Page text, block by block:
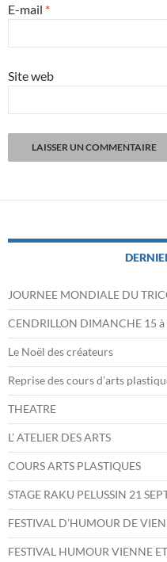
E-mail *
Site web
JOURNEE MONDIALE DU
CENDRILLON DIMANCHE 15 à
Le Noël des créateurs
Reprise des cours d’arts
THEATRE
L’ ATELIER DES ARTS
COURS ARTS PLASTIQUES
STAGE RAKU PELUSSIN 21
FESTIVAL D’HUMOUR DE
FESTIVAL HUMOUR VIENNE